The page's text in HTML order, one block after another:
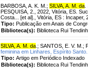
BARBOSA, A. K. M. ; SILVA, A. M. da
PESQUISA, 2., 2022, Vitória, ES.
Costa... [et al]., Vitória, ES : Incaper,
Tipo: Publicação em Anais de
Biblioteca(s): Biblioteca Rui
SILVA, A. M. da ; SANTOS, E. V. M. ;
feminina em Linhares, Espírito Santo.
Tipo: Artigo em Periódico Indexado
Biblioteca(s): Biblioteca Rui